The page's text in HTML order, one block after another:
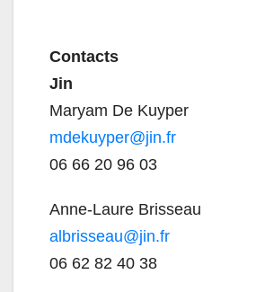
Contacts
Jin
Maryam De Kuyper
mdekuyper@jin.fr
06 66 20 96 03
Anne-Laure Brisseau
albrisseau@jin.fr
06 62 82 40 38